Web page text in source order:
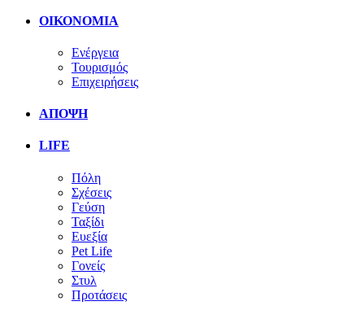
ΟΙΚΟΝΟΜΙΑ
Ενέργεια
Τουρισμός
Επιχειρήσεις
ΑΠΟΨΗ
LIFE
Πόλη
Σχέσεις
Γεύση
Ταξίδι
Ευεξία
Pet Life
Γονείς
Στυλ
Προτάσεις